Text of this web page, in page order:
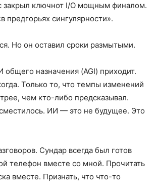
закрыл ключнот I/O мощным финалом.
предгорьях сингулярности».
Но он оставил сроки размытыми.
общего назначения (AGI) приходит.
Только то, что темпы изменений
чем кто-либо предсказывал.
ИИ — это не будущее. Это
Сундар всегда был готов
телефон вместе со мной. Прочитать
вместе. Признать, что что-то